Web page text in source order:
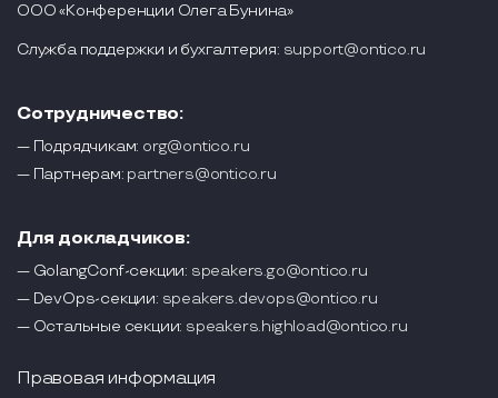
ООО «Конференции Олега Бунина»
Служба поддержки и бухгалтерия: support@ontico.ru
Сотрудничество:
— Подрядчикам: org@ontico.ru
— Партнерам: partners@ontico.ru
Для докладчиков:
— GolangConf-секции: speakers.go@ontico.ru
— DevOps-секции: speakers.devops@ontico.ru
— Остальные секции: speakers.highload@ontico.ru
Правовая информация